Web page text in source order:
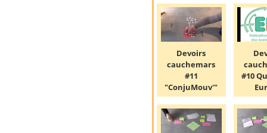
Devoirs
cauchemars
#11
"ConjuMouv'"
#10